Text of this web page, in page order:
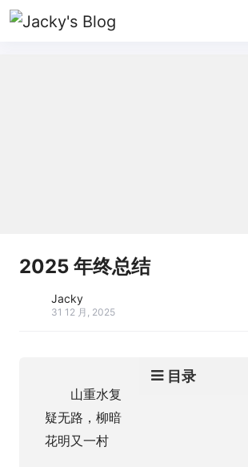
2025 年终总结
Jacky
31 12 月, 2025
目录
山重水复
疑无路，柳暗
花明又一村